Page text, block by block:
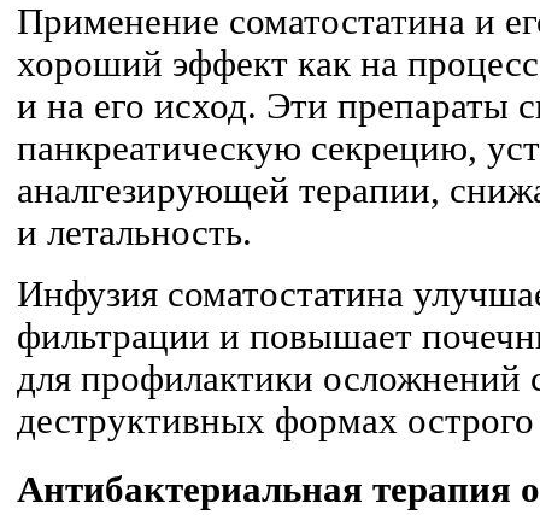
Применение соматостатина и
хороший эффект как на
и на его исход. Эти препараты
панкреатическую секрецию,
аналгезирующей терапии,
и летальность.
Инфузия соматостатина
фильтрации и повышает
для профилактики осложнений
деструктивных формах острого
Антибактериальная терапия